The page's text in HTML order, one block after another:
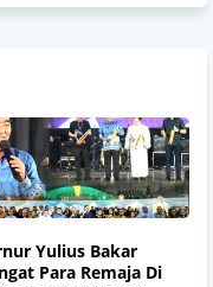
Yulius Bakar
Para Remaja Di